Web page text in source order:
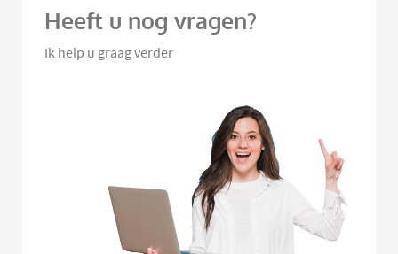
Heeft u nog vragen?
Ik help u graag verder